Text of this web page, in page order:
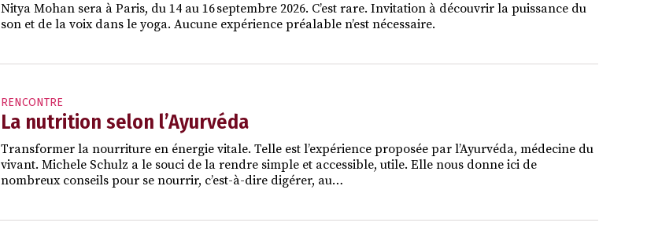
Nitya Mohan sera à Paris, du 14 au 16 septembre 2026. C’est rare. Invitation à découvrir la puissance du
son et de la voix dans le yoga. Aucune expérience préalable n’est nécessaire.
RENCONTRE
La nutrition selon l’Ayurvéda
Transformer la nourriture en énergie vitale. Telle est l’expérience proposée par l’Ayurvéda, médecine du
vivant. Michele Schulz a le souci de la rendre simple et accessible, utile. Elle nous donne ici de
nombreux conseils pour se nourrir, c’est-à-dire digérer, au…